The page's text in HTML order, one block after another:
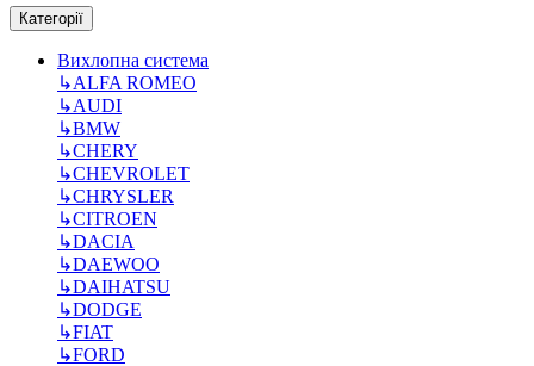
Категорії
Вихлопна система
↳ALFA ROMEO
↳AUDI
↳BMW
↳CHERY
↳CHEVROLET
↳CHRYSLER
↳CITROEN
↳DACIA
↳DAEWOO
↳DAIHATSU
↳DODGE
↳FIAT
↳FORD